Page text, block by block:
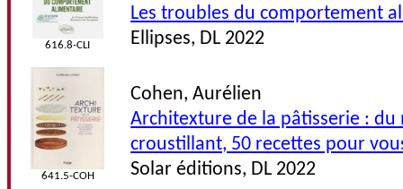
616.8-CLI
Les troubles du comportement
Ellipses, DL 2022
641.5-COH
Cohen, Aurélien
Architexture de la pâtisserie : du
croustillant, 50 recettes pour
Solar éditions, DL 2022